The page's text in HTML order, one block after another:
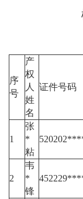
序
号
产
权
人
姓
名
证件号码
1
张
*
粘
2
韦
*
锋